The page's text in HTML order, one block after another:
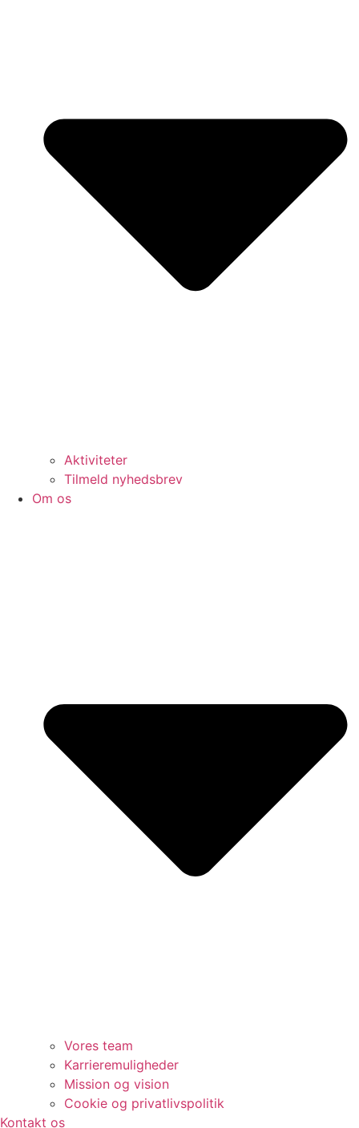
Aktiviteter
Tilmeld nyhedsbrev
Om os
Vores team
Karrieremuligheder
Mission og vision
Cookie og privatlivspolitik
Kontakt os